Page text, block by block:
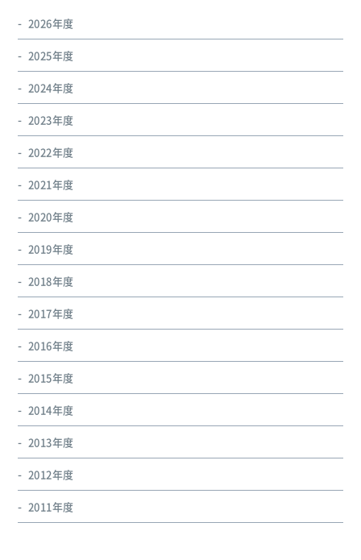
2026年度
2025年度
2024年度
2023年度
2022年度
2021年度
2020年度
2019年度
2018年度
2017年度
2016年度
2015年度
2014年度
2013年度
2012年度
2011年度